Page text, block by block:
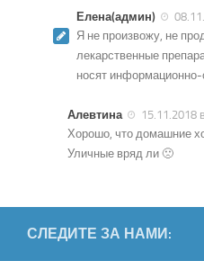
Елена(админ)
Я не произвожу, не
лекарственные
носят информационно-
Алевтина
15.11.2018
Хорошо, что домашние
Уличные вряд ли 🙁
СЛЕДИТЕ ЗА НАМИ: